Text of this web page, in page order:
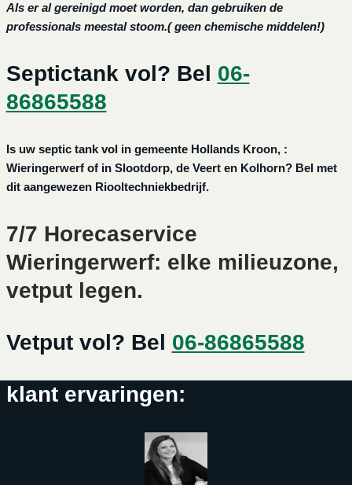
Als er al gereinigd moet worden, dan gebruiken de
professionals meestal stoom.( geen chemische middelen!)
Septictank vol? Bel 06-
86865588
Is uw septic tank vol in gemeente Hollands Kroon, :
Wieringerwerf of in Slootdorp, de Veert en Kolhorn? Bel met
dit aangewezen Riooltechniekbedrijf.
7/7 Horecaservice
Wieringerwerf: elke milieuzone,
vetput legen.
Vetput vol? Bel 06-86865588
klant ervaringen: